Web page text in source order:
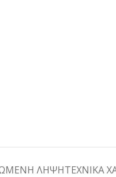
ΛΗΨΗΤΕΧΝΙΚΑ